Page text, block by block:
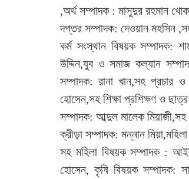
,অর্থ সম্পাদক : মাসুদুর রহমান
দপ্তর সম্পাদক: দেওয়ান মহসিন
কর্ম সংস্থান বিষয়ক সম্পাদক:
উদ্দিন,যুব ও সমাজ কল্যান
সম্পাদক: রানা খান,সহ প্রচার
হোসেন,সহ শিক্ষা প্রশিক্ষণ ও
সম্পাদক: আব্দুল মালেক
ক্রীড়া সম্পাদক: মন্নান
সহ মহিলা বিষয়ক সম্পাদক :
হোসেন, কৃষি বিষয়ক সম্পাদক: